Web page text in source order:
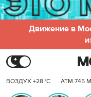
Движение в
ВОЗДУХ +28 °C АТМ 745